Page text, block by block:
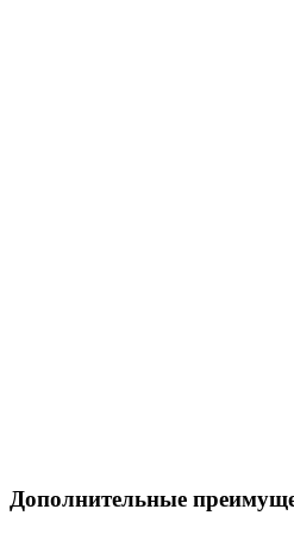
Дополнительные